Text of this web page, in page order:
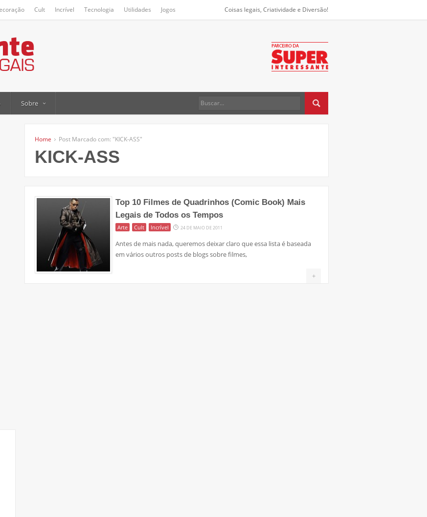
Cult Incrível Tecnologia Utilidades Jogos Coisas legais, Criatividade e Diversão!
Sobre
Home Post Marcado com: "KICK-ASS"
KICK-ASS
Top 10 Filmes de Quadrinhos (Comic Book) Mais
Legais de Todos os Tempos
Arte Cult Incrível 24 DE MAIO DE 2011
Antes de mais nada, queremos deixar claro que essa lista é baseada
em vários outros posts de blogs sobre filmes,
+